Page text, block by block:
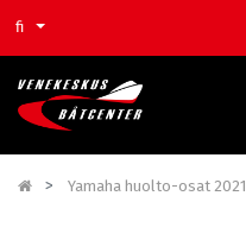
fi
Yamaha huolto-osat 2021